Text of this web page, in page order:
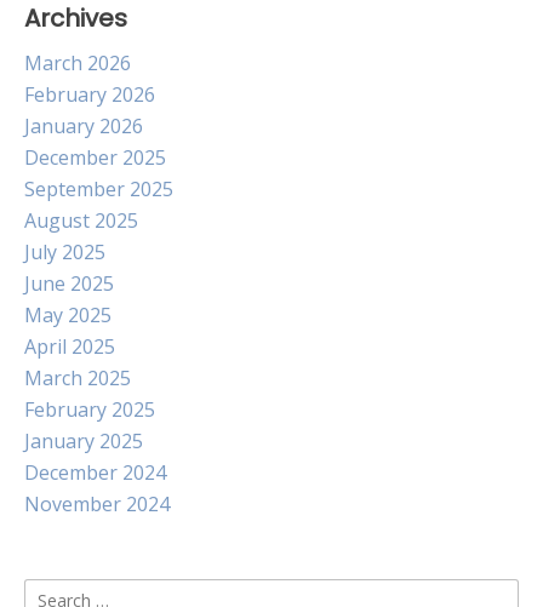
Archives
March 2026
February 2026
January 2026
December 2025
September 2025
August 2025
July 2025
June 2025
May 2025
April 2025
March 2025
February 2025
January 2025
December 2024
November 2024
Search